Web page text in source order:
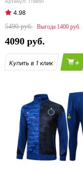
4.98
5490
1400
4090
+